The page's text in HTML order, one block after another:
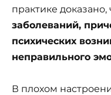
практике доказано,
заболеваний,
психических
неправильного
В плохом